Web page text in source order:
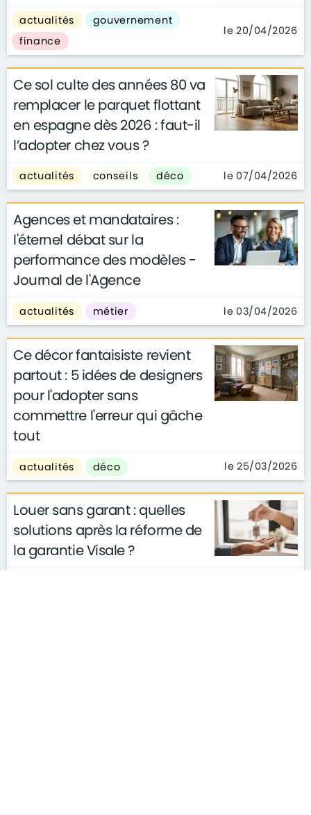
actualités
gouvernement
finance
le 20/04/2026
Ce sol culte des années 80 va
remplacer le parquet flottant
en espagne dès 2026 : faut-il
l’adopter chez vous ?
actualités conseils déco le 07/04/2026
Agences et mandataires :
l'éternel débat sur la
performance des modèles -
Journal de l'Agence
actualités métier le 03/04/2026
Ce décor fantaisiste revient
partout : 5 idées de designers
pour l'adopter sans
commettre l'erreur qui gâche
tout
actualités déco le 25/03/2026
Louer sans garant : quelles
solutions après la réforme de
la garantie Visale ?